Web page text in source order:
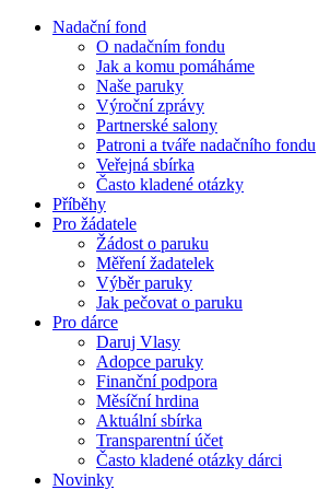
Nadační fond
O nadačním fondu
Jak a komu pomáháme
Naše paruky
Výroční zprávy
Partnerské salony
Patroni a tváře nadačního fondu
Veřejná sbírka
Často kladené otázky
Příběhy
Pro žádatele
Žádost o paruku
Měření žadatelek
Výběr paruky
Jak pečovat o paruku
Pro dárce
Daruj Vlasy
Adopce paruky
Finanční podpora
Měsíční hrdina
Aktuální sbírka
Transparentní účet
Často kladené otázky dárci
Novinky